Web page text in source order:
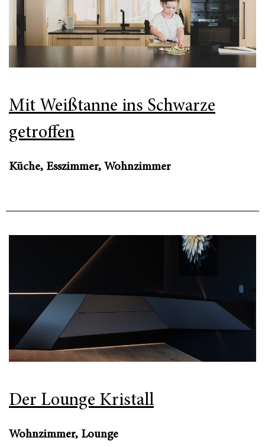
Mit Weißtanne ins Schwarze
getroffen
Küche, Esszimmer, Wohnzimmer
Der Lounge Kristall
Wohnzimmer, Lounge